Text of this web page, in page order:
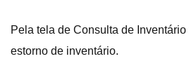
Pela tela de Consulta de
estorno de inventário.